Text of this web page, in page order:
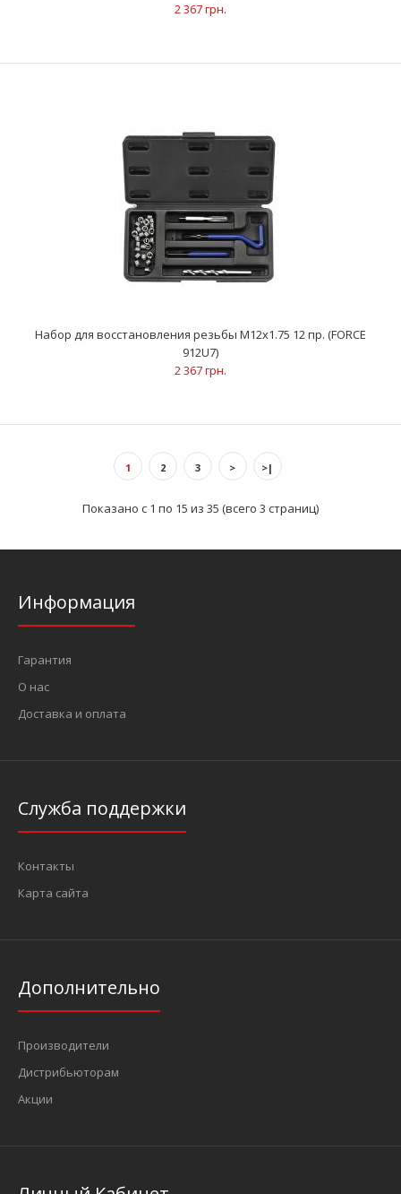
Набор для восстановления резьбы М10х1.5 24 пр. (FORCE
Набор для восстановления резьбы М12х1.25 12 пр. (FORCE
2 367 грн.
Набор для восстановления резьбы М12х1.75 12 пр. (FORCE
912U7)
2 367 грн.
1 2 3 > >|
Показано с 1 по 15 из 35 (всего 3 страниц)
Информация
Гарантия
О нас
Доставка и оплата
Служба поддержки
Контакты
Карта сайта
Дополнительно
Производители
Дистрибьюторам
Акции